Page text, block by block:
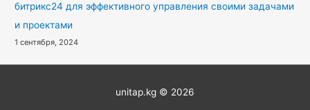
битрикс24 для эффективного управления своими задачами
и проектами
1 сентября, 2024
unitap.kg © 2026